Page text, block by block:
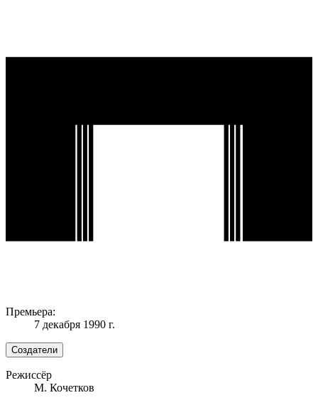
Премьера:
7 декабря 1990 г.
Создатели
Режиссёр
М. Кочетков